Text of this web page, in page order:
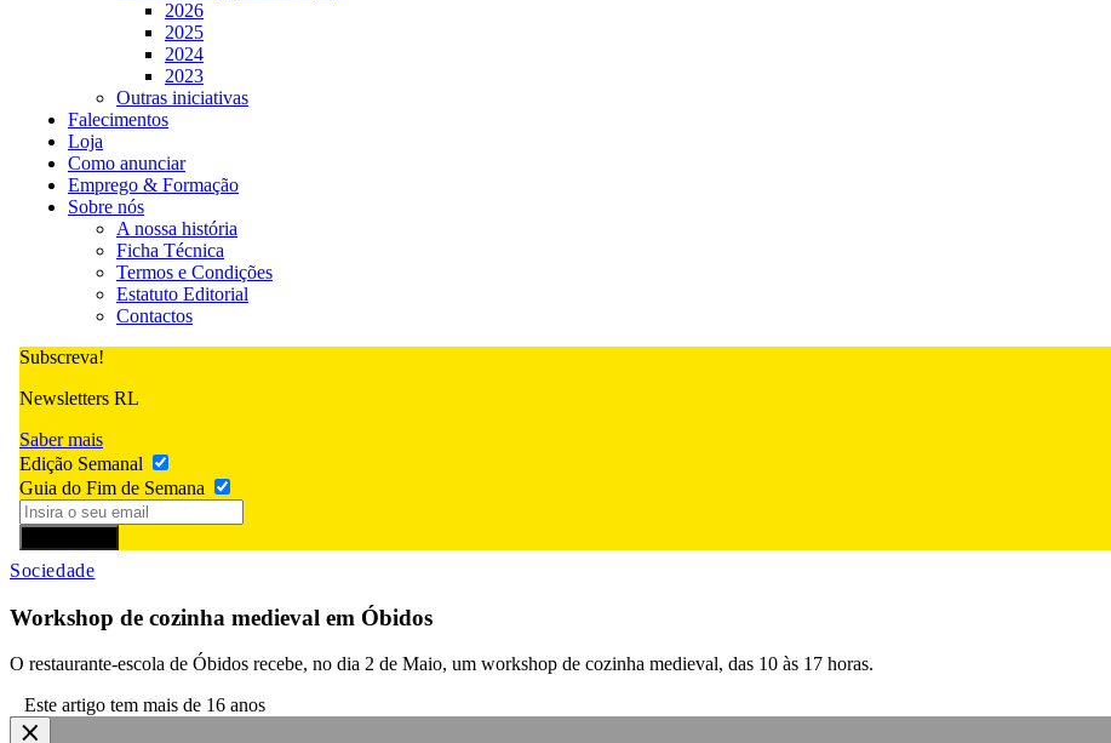
2026
2025
2024
2023
Outras iniciativas
Falecimentos
Loja
Como anunciar
Emprego & Formação
Sobre nós
A nossa história
Ficha Técnica
Termos e Condições
Estatuto Editorial
Contactos
Subscreva!
Newsletters RL
Saber mais
Edição Semanal
Guia do Fim de Semana
Sociedade
Workshop de cozinha medieval em Óbidos
O restaurante-escola de Óbidos recebe, no dia 2 de Maio, um workshop de cozinha medieval, das 10 às 17 horas.
Este artigo tem mais de 16 anos